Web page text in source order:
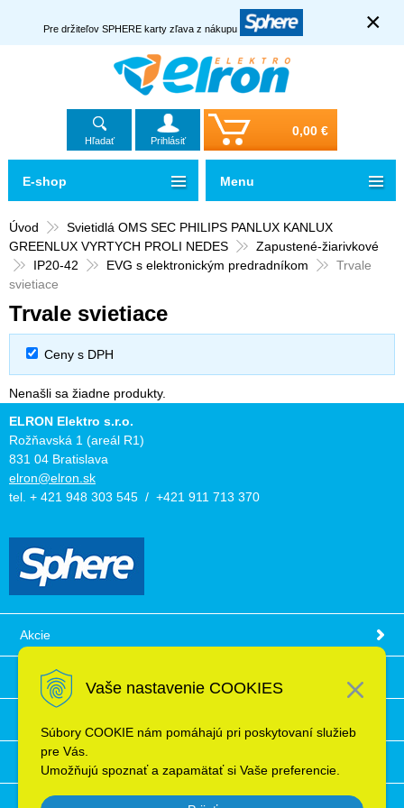
Vaše nastavenie COOKIES
Súbory COOKIE nám pomáhajú pri poskytovaní služieb
pre Vás.
Umožňujú spoznať a zapamätať si Vaše preferencie.
Pre držiteľov SPHERE karty zľava z nákupu ×
Hľadať Prihlásiť
0,00 €
Úvod
Svietidlá OMS SEC PHILIPS PANLUX KANLUX
GREENLUX VYRTYCH PROLI NEDES
Zapustené-žiarivkové
IP20-42
EVG s elektronickým predradníkom
Trvale
svietiace
Trvale svietiace
Ceny s DPH
Nenašli sa žiadne produkty.
E-shop Menu
ELRON Elektro s.r.o.
Rožňavská 1 (areál R1)
831 04 Bratislava
elron@elron.sk
tel. + 421 948 303 545 / +421 911 713 370
Akcie
Obchodné podmienky
Ochrana osobných údajov